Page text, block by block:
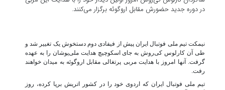
در دوره جدید حضورش مقابل اروگوئه برگزار می‌کنند.
نیمکت تیم ملی فوتبال ایران پیش از فیفادی دوم دستخوش یک تغییر شد و
طی آن کارلوس کی‌روش به جای اسکوچیچ هدایت ملی‌پوشان را به عهده
گرفت. آنها امروز با هدایت مربی پرتغالی مقابل اروگوئه به میدان خواهند
رفت.
تیم ملی فوتبال ایران که اردوی خود را در کشور اتریش برپا کرده، روز